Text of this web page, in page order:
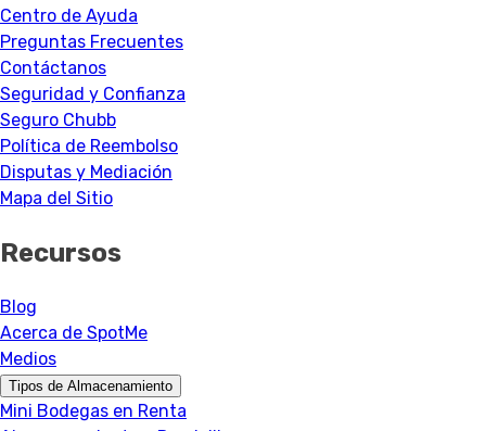
Centro de Ayuda
Preguntas Frecuentes
Contáctanos
Seguridad y Confianza
Seguro Chubb
Política de Reembolso
Disputas y Mediación
Mapa del Sitio
Recursos
Blog
Acerca de SpotMe
Medios
Tipos de Almacenamiento
Mini Bodegas en Renta